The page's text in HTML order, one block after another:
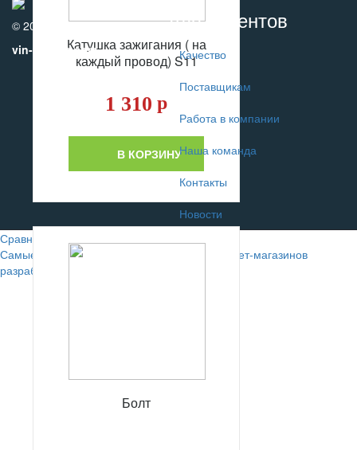
Катушка зажигания ( на
каждый провод) S11
1 310 р
В КОРЗИНУ
Болт
© 2010-2017
vin-motors.com
Для клиентов
Качество
Поставщикам
Работа в компании
Наша команда
Контакты
Новости
Сравнение
Самые лучшие сайты автомобильных интернет-магазинов
разрабатывают в